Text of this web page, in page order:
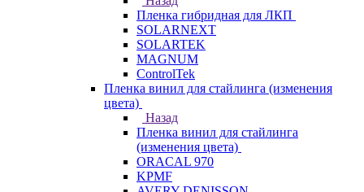
Пленка гибридная для ЛКП
SOLARNEXT
SOLARTEK
MAGNUM
ControlTek
Пленка винил для стайлинга (изменения
цвета)
Назад
Пленка винил для стайлинга
(изменения цвета)
ORACAL 970
KPMF